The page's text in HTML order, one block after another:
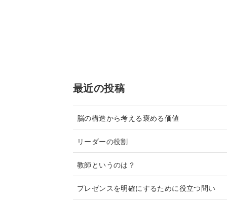
最近の投稿
脳の構造から考える褒める価値
リーダーの役割
教師というのは？
プレゼンスを明確にするために役立つ問い